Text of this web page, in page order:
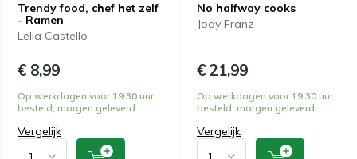
Trendy food, chef het zelf
- Ramen
Lelia Castello
€ 8,99
Op werkdagen voor 19:30 uur
besteld, morgen geleverd
Vergelijk
No halfway cooks
Jody Franz
€ 21,99
Op werkdagen voor 19:30 uur
besteld, morgen geleverd
Vergelijk